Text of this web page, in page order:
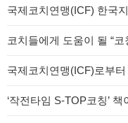
코치들에게 도움이 될 “
국제코치연맹(ICF)로부